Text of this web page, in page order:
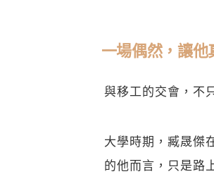
一場偶然，讓
與移工的交會，不
大學時期，臧晟傑
的他而言，只是路